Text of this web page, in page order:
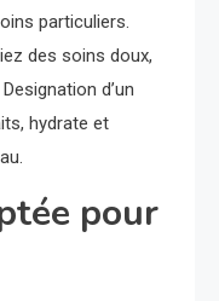
particuliers.
des soins doux,
d’un
hydrate et
pour